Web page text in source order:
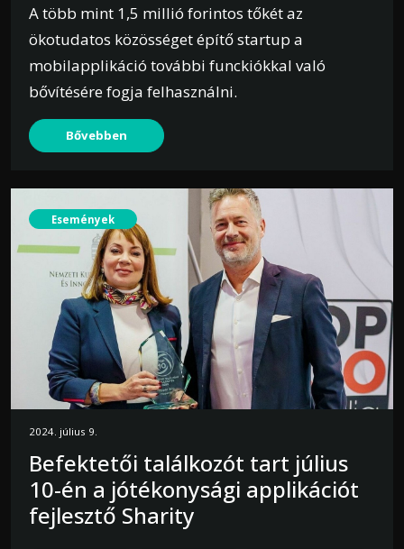
A több mint 1,5 millió forintos tőkét az
ökotudatos közösséget építő startup a
mobilapplikáció további funckiókkal való
bővítésére fogja felhasználni.
Bővebben
Események
2024. július 9.
Befektetői találkozót tart július
10-én a jótékonysági applikációt
fejlesztő Sharity